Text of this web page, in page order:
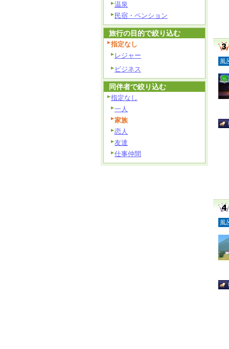
風
風
温泉
民宿・ペンション
旅行の目的で絞り込む
指定なし
レジャー
ビジネス
同伴者で絞り込む
指定なし
一人
家族
恋人
友達
仕事仲間